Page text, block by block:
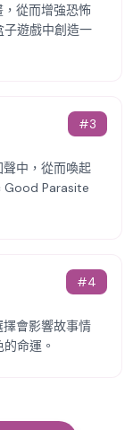
從而增強恐怖
遊戲中創造一
#3
中，從而喚起
Good Parasite
#4
會影響故事情
命運。